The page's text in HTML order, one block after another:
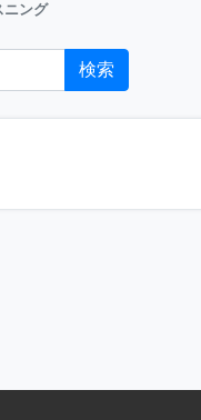
ニング
検索